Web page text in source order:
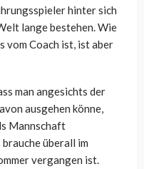
hinter sich
lange bestehen. Wie
vom Coach ist, ist aber
man angesichts der
ausgehen könne,
Mannschaft
brauche überall im
vergangen ist.